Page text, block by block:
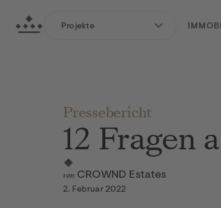
zum Hauptinhalt springen
zur Hauptnavigation springen
Projekte
Pressebericht
12 Fragen
von CROWND Estates
2. Februar 2022